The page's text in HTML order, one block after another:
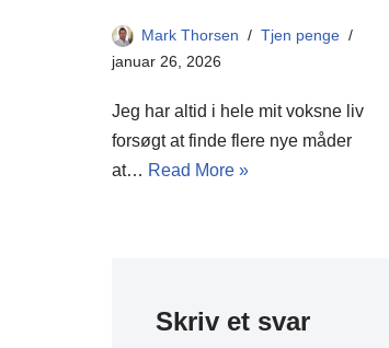
Mark Thorsen
Tjen penge
januar 26, 2026
Jeg har altid i hele mit voksne liv
forsøgt at finde flere nye måder
at… Read More »
Skriv et svar